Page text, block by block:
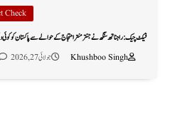
Check
فیکٹ چیک: راجناتھ سنگھ نے جنتر منتر احتجاج کے حوالے سے پاکستان کو کوئی
Khushboo Singh
جولائی 27, 2026